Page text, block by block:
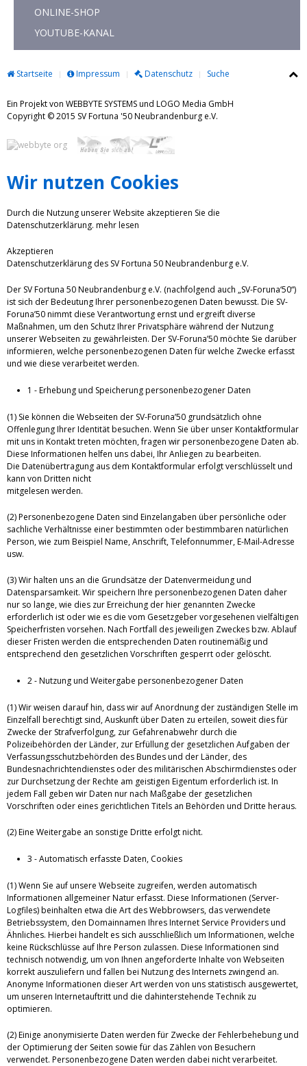
ONLINE-SHOP
YOUTUBE-KANAL
Startseite Impressum Datenschutz Suche
Ein Projekt von WEBBYTE SYSTEMS und LOGO Media GmbH
Copyright © 2015 SV Fortuna '50 Neubrandenburg e.V.
Wir nutzen Cookies
Durch die Nutzung unserer Website akzeptieren Sie die
Datenschutzerklärung. mehr lesen
Akzeptieren
Datenschutzerklärung des SV Fortuna 50 Neubrandenburg e.V.
Der SV Fortuna 50 Neubrandenburg e.V. (nachfolgend auch „SV-Foruna‘50“)
ist sich der Bedeutung Ihrer personenbezogenen Daten bewusst. Die SV-
Foruna’50 nimmt diese Verantwortung ernst und ergreift diverse
Maßnahmen, um den Schutz Ihrer Privatsphäre während der Nutzung
unserer Webseiten zu gewährleisten. Der SV-Foruna’50 möchte Sie darüber
informieren, welche personenbezogenen Daten für welche Zwecke erfasst
und wie diese verarbeitet werden.
1 - Erhebung und Speicherung personenbezogener Daten
(1) Sie können die Webseiten der SV-Foruna’50 grundsätzlich ohne
Offenlegung Ihrer Identität besuchen. Wenn Sie über unser Kontaktformular
mit uns in Kontakt treten möchten, fragen wir personenbezogene Daten ab.
Diese Informationen helfen uns dabei, Ihr Anliegen zu bearbeiten.
Die Datenübertragung aus dem Kontaktformular erfolgt verschlüsselt und
kann von Dritten nicht
mitgelesen werden.
(2) Personenbezogene Daten sind Einzelangaben über persönliche oder
sachliche Verhältnisse einer bestimmten oder bestimmbaren natürlichen
Person, wie zum Beispiel Name, Anschrift, Telefonnummer, E-Mail-Adresse
usw.
(3) Wir halten uns an die Grundsätze der Datenvermeidung und
Datensparsamkeit. Wir speichern Ihre personenbezogenen Daten daher
nur so lange, wie dies zur Erreichung der hier genannten Zwecke
erforderlich ist oder wie es die vom Gesetzgeber vorgesehenen vielfältigen
Speicherfristen vorsehen. Nach Fortfall des jeweiligen Zweckes bzw. Ablauf
dieser Fristen werden die entsprechenden Daten routinemäßig und
entsprechend den gesetzlichen Vorschriften gesperrt oder gelöscht.
2 - Nutzung und Weitergabe personenbezogener Daten
(1) Wir weisen darauf hin, dass wir auf Anordnung der zuständigen Stelle im
Einzelfall berechtigt sind, Auskunft über Daten zu erteilen, soweit dies für
Zwecke der Strafverfolgung, zur Gefahrenabwehr durch die
Polizeibehörden der Länder, zur Erfüllung der gesetzlichen Aufgaben der
Verfassungsschutzbehörden des Bundes und der Länder, des
Bundesnachrichtendienstes oder des militärischen Abschirmdienstes oder
zur Durchsetzung der Rechte am geistigen Eigentum erforderlich ist. In
jedem Fall geben wir Daten nur nach Maßgabe der gesetzlichen
Vorschriften oder eines gerichtlichen Titels an Behörden und Dritte heraus.
(2) Eine Weitergabe an sonstige Dritte erfolgt nicht.
3 - Automatisch erfasste Daten, Cookies
(1) Wenn Sie auf unsere Webseite zugreifen, werden automatisch
Informationen allgemeiner Natur erfasst. Diese Informationen (Server-
Logfiles) beinhalten etwa die Art des Webbrowsers, das verwendete
Betriebssystem, den Domainnamen Ihres Internet Service Providers und
Ähnliches. Hierbei handelt es sich ausschließlich um Informationen, welche
keine Rückschlüsse auf Ihre Person zulassen. Diese Informationen sind
technisch notwendig, um von Ihnen angeforderte Inhalte von Webseiten
korrekt auszuliefern und fallen bei Nutzung des Internets zwingend an.
Anonyme Informationen dieser Art werden von uns statistisch ausgewertet,
um unseren Internetauftritt und die dahinterstehende Technik zu
optimieren.
(2) Einige anonymisierte Daten werden für Zwecke der Fehlerbehebung und
der Optimierung der Seiten sowie für das Zählen von Besuchern
verwendet. Personenbezogene Daten werden dabei nicht verarbeitet.